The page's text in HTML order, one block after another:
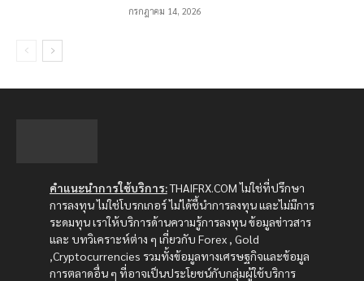
กรกฎาคม 14, 2026
คำแนะนำการใช้บริการ:THAIFRX.COM ไม่ใช่ที่ปรึกษา
การลงทุน ไม่ใช่โบรกเกอร์ ไม่ได้ชี้นำการลงทุน และไม่มีการ
ระดมทุน เราให้บริการด้านความรู้การลงทุน ข้อมูลข่าวสาร
และ บทวิเคราะห์ต่าง ๆ เกี่ยวกับ Forex , Gold
,Cryptocurrencies รวมทั้งข้อมูลทางเศรษฐกิจและข้อมูล
การตลาดอื่น ๆ ที่อาจเป็นประโยชน์กับกลุ่มผู้ใช้บริการ